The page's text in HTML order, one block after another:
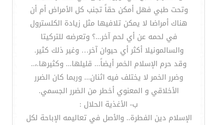
وتحت طبي فهل أمكن حقاً تجنب كل الأمراض أم أن
هناك أمراضا لا يمكن تلافيها مثل زيادة الكلسترول
في لحمه عن أي لحم آخر...؟ وتعرضه للتركيتا
والسالمونيلا أكثر أي حيوان آخر… وغير ذلك كثير.
وقد حرم الإسلام الخمر أيضاً... قليلها... وكثيرها.،..
وضرر الخمر لا يختلف فيه اثنان... وربما كان الضرر
الأخلاقي و المعنوي أخطر من الضرر الجسمي.
ب- الأغذية الحلال :
الإسلام دين الفطرة.. والأصل في تعاليمه الإباحة لكل